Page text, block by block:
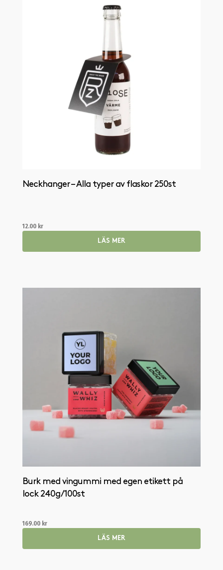
Neckhanger – Alla typer av flaskor 250st
12.00 kr
LÄS MER
Burk med vingummi med egen etikett på
lock 240g / 100st
169.00 kr
LÄS MER